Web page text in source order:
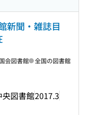
新聞・雑誌目
央図書館2017.3
会図書館 全国の図書館